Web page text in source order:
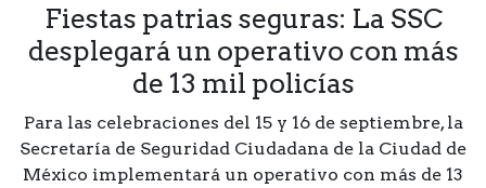
Fiestas patrias seguras: La SSC
desplegará un operativo con más
de 13 mil policías
Para las celebraciones del 15 y 16 de septiembre, la
Secretaría de Seguridad Ciudadana de la Ciudad de
México implementará un operativo con más de 13